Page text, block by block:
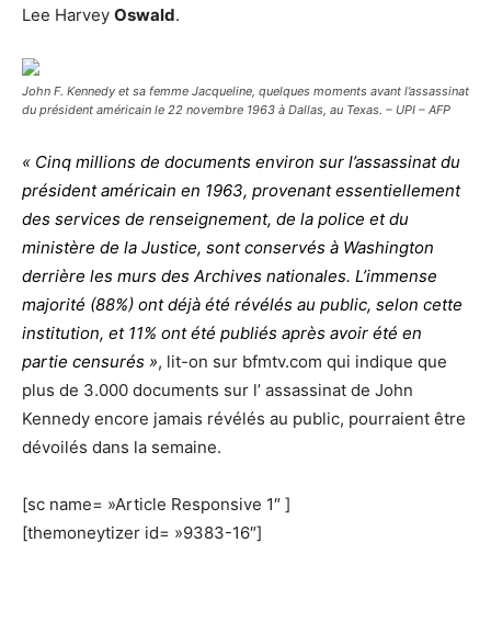
Lee Harvey Oswald.
John F. Kennedy et sa femme Jacqueline, quelques moments avant l’assassinat
du président américain le 22 novembre 1963 à Dallas, au Texas. – UPI – AFP
« Cinq millions de documents environ sur l’assassinat du
président américain en 1963, provenant essentiellement
des services de renseignement, de la police et du
ministère de la Justice, sont conservés à Washington
derrière les murs des Archives nationales. L’immense
majorité (88%) ont déjà été révélés au public, selon cette
institution, et 11% ont été publiés après avoir été en
partie censurés », lit-on sur bfmtv.com qui indique que
plus de 3.000 documents sur l’ assassinat de John
Kennedy encore jamais révélés au public, pourraient être
dévoilés dans la semaine.
[sc name= »Article Responsive 1″ ]
[themoneytizer id= »9383-16″]